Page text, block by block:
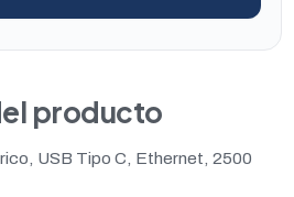
producto
USB Tipo C, Ethernet, 2500